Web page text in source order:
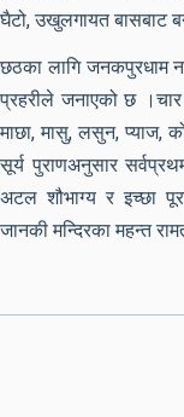
घैटो, उखुलगायत बासबाट
छठका लागि जनकपुरधाम
प्रहरीले जनाएको छ ।चार
माछा, मासु, लसुन, प्याज,
सूर्य पुराणअनुसार
अटल शौभाग्य र इच्छा
जानकी मन्दिरका महन्त